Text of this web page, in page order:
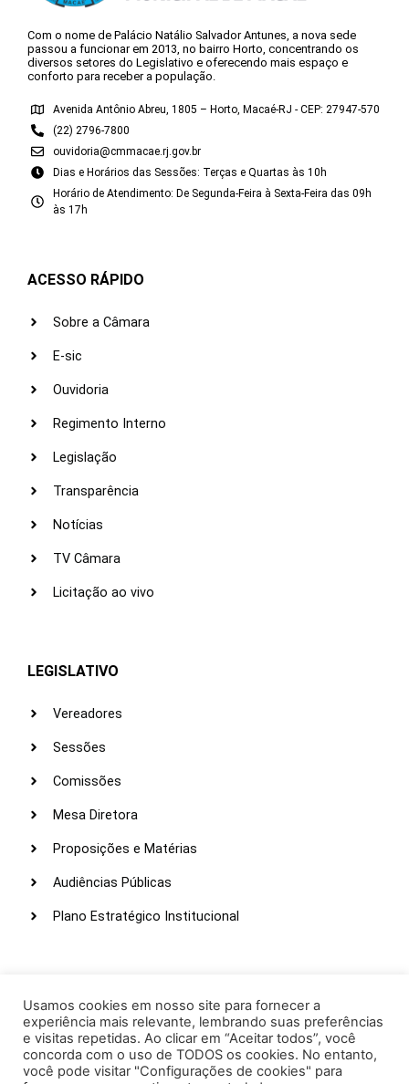
Com o nome de Palácio Natálio Salvador Antunes, a nova sede
passou a funcionar em 2013, no bairro Horto, concentrando os
diversos setores do Legislativo e oferecendo mais espaço e
conforto para receber a população.
Avenida Antônio Abreu, 1805 – Horto, Macaé-RJ - CEP: 27947-570
(22) 2796-7800
ouvidoria@cmmacae.rj.gov.br
Dias e Horários das Sessões: Terças e Quartas às 10h
Horário de Atendimento: De Segunda-Feira à Sexta-Feira das 09h
às 17h
ACESSO RÁPIDO
Sobre a Câmara
E-sic
Ouvidoria
Regimento Interno
Legislação
Transparência
Notícias
TV Câmara
Licitação ao vivo
LEGISLATIVO
Vereadores
Sessões
Comissões
Mesa Diretora
Proposições e Matérias
Audiências Públicas
Plano Estratégico Institucional
Webmail
Intranet
Administração
Usamos cookies em nosso site para fornecer a
experiência mais relevante, lembrando suas preferências
e visitas repetidas. Ao clicar em “Aceitar todos”, você
concorda com o uso de TODOS os cookies. No entanto,
você pode visitar "Configurações de cookies" para